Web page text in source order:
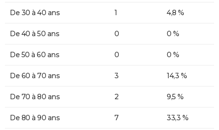
De 30 à 40 ans 1 4,8 %
De 40 à 50 ans 0 0 %
De 50 à 60 ans 0 0 %
De 60 à 70 ans 3 14,3 %
De 70 à 80 ans 2 9,5 %
De 80 à 90 ans 7 33,3 %